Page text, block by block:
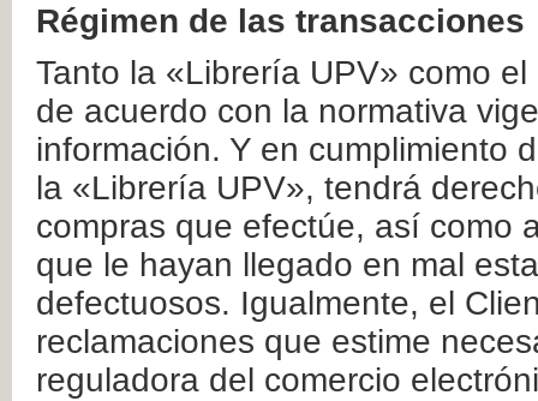
Régimen de las transacciones
Tanto la «Librería UPV» como
de acuerdo con la normativa
información. Y en cumplimiento
la «Librería UPV», tendrá
compras que efectúe, así como
que le hayan llegado en mal
defectuosos. Igualmente, el
reclamaciones que estime
reguladora del comercio